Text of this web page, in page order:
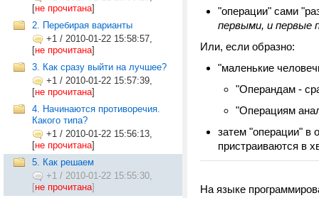
[не прочитана]
2. Перебирая варианты
+1 / 2010-01-22 15:58:57,
[не прочитана]
3. Как сразу выйти на лучшее?
+1 / 2010-01-22 15:57:39,
[не прочитана]
4. Начинаются противоречия.
Какого типа?
+1 / 2010-01-22 15:56:13,
[не прочитана]
5. Как решаем
+1 / 2010-01-22 15:55:30,
[не прочитана]
"операции" сами
первыми, и первые
Или, если образно:
"маленькие
"Операндам -
"Операциям
затем "операции" в
пристраиваются в
На языке